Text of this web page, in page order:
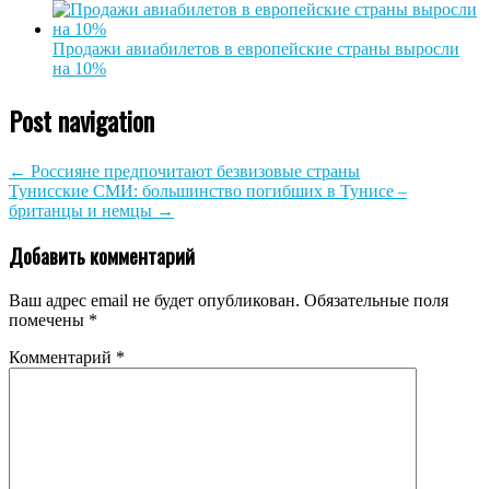
Продажи авиабилетов в европейские страны выросли
на 10%
Post navigation
← Россияне предпочитают безвизовые страны
Тунисские СМИ: большинство погибших в Тунисе –
британцы и немцы →
Добавить комментарий
Ваш адрес email не будет опубликован. Обязательные поля
помечены *
Комментарий *